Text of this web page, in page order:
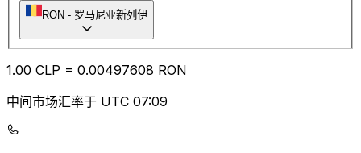
RON - 罗马尼亚新列伊
1.00 CLP = 0.00497608 RON
中间市场汇率于 UTC 07:09